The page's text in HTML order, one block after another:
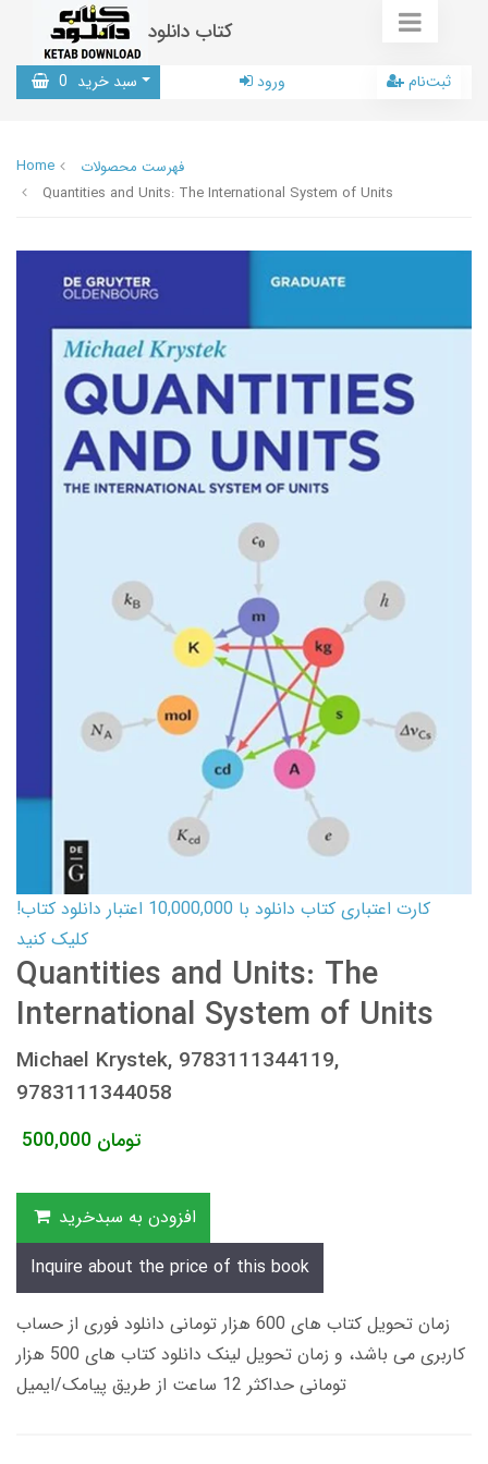
کتاب دانلود
سبد خرید 0 ورود ثبت‌نام
Home
فهرست محصولات
Quantities and Units: The International System of Units
کارت اعتباری کتاب دانلود با 10,000,000 اعتبار دانلود کتاب!
کلیک کنید
Quantities and Units: The
International System of Units
Michael Krystek, 9783111344119,
9783111344058
500,000 تومان
افزودن به سبدخرید
Inquire about the price of this book
زمان تحویل کتاب های 600 هزار تومانی دانلود فوری از حساب
کاربری می باشد، و زمان تحویل لینک دانلود کتاب های 500 هزار
تومانی حداکثر 12 ساعت از طریق پیامک/ایمیل